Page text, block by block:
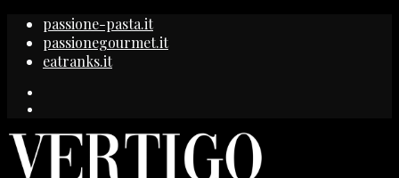
passione-pasta.it
passionegourmet.it
eatranks.it